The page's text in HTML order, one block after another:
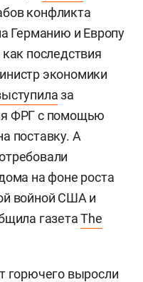
конфликта
Германию и Европу
последствия
экономики
за
ФРГ с помощью
поставку. А
на фоне роста
войной США и
газетаThe
горючего выросли